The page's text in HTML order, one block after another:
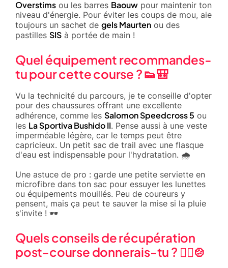
Overstims ou les barres Baouw pour maintenir ton
niveau d'énergie. Pour éviter les coups de mou, aie
toujours un sachet de gels Maurten ou des
pastilles SIS à portée de main !
Quel équipement recommandes-
tu pour cette course ? 👟🎒
Vu la technicité du parcours, je te conseille d'opter
pour des chaussures offrant une excellente
adhérence, comme les Salomon Speedcross 5 ou
les La Sportiva Bushido II. Pense aussi à une veste
imperméable légère, car le temps peut être
capricieux. Un petit sac de trail avec une flasque
d'eau est indispensable pour l'hydratation. 🌧️
Une astuce de pro : garde une petite serviette en
microfibre dans ton sac pour essuyer les lunettes
ou équipements mouillés. Peu de coureurs y
pensent, mais ça peut te sauver la mise si la pluie
s'invite ! 🕶️
Quels conseils de récupération
post-course donnerais-tu ? 🧘‍♂️🍲